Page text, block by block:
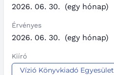
Sötét mód
2026. 06. 30. (egy hónap)
Érvényes
2026. 06. 30. (egy hónap)
Kiíró
Vízió Könyvkiadó Egyesület